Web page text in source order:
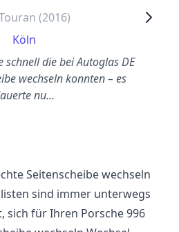
(2016)
Köln
schnell die bei Autoglas DE
wechseln konnten – es
nu…
Seitenscheibe wechseln
sind immer unterwegs
sich für Ihren Porsche 996